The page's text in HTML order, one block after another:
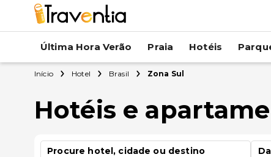
Última Hora Verão Praia Hotéis
Início Hotel Brasil Zona Sul
Hotéis e
Procure hotel, cidade ou destino